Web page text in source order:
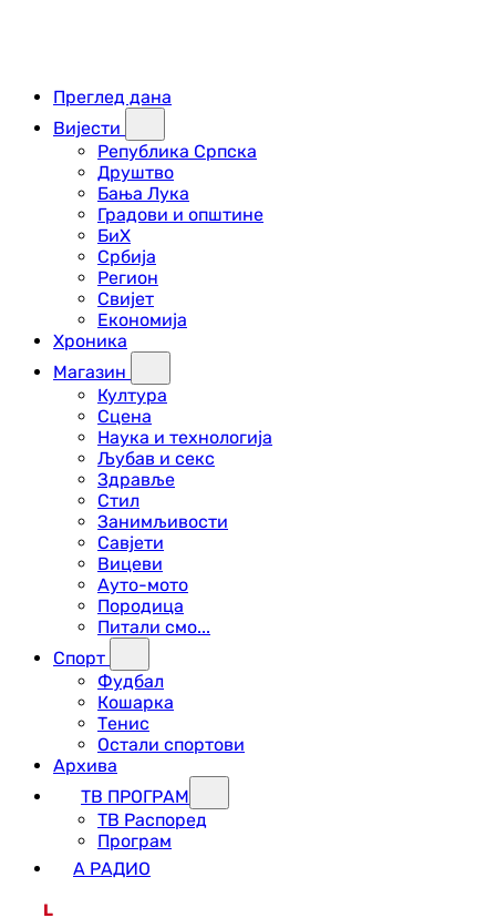
Преглед дана
Вијести
Република Српска
Друштво
Бања Лука
Градови и општине
БиХ
Србија
Регион
Свијет
Економија
Хроника
Магазин
Култура
Сцена
Наука и технологија
Љубав и секс
Здравље
Стил
Занимљивости
Савјети
Вицеви
Ауто-мото
Породица
Питали смо...
Спорт
Фудбал
Кошарка
Тенис
Остали спортови
Архива
ТВ ПРОГРАМ
ТВ Распоред
Програм
А РАДИО
L